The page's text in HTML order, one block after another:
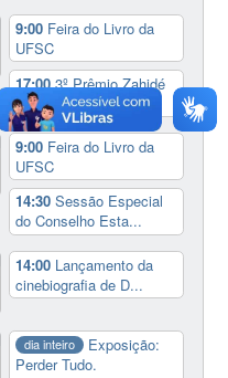
9:00 Feira do Livro da
UFSC
17:003º Prêmio Zahidé
Muzart
9:00 Feira do Livro da
UFSC
14:30Sessão Especial
do Conselho Esta...
14:00 Lançamento da
cinebiografia de D...
dia inteiro
Exposição:
Perder Tudo.